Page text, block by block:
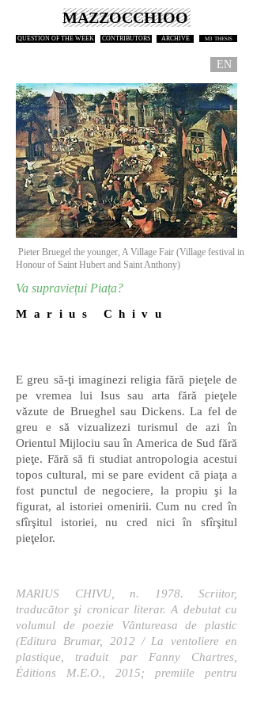
MAZZOCCHIOO
QUESTION OF THE WEEK CONTRIBUTORS ARCHIVE M3 THESIS
EN
Pieter Bruegel the younger, A Village Fair (Village festival in
Honour of Saint Hubert and Saint Anthony)
Va supraviețui Piața?
M a r i u s C h i v u
E greu să-ţi imaginezi religia fără pieţele de
pe vremea lui Isus sau arta fără pieţele
văzute de Brueghel sau Dickens. La fel de
greu e să vizualizezi turismul de azi în
Orientul Mijlociu sau în America de Sud fără
pieţe. Fără să fi studiat antropologia acestui
topos cultural, mi se pare evident că piaţa a
fost punctul de negociere, la propiu şi la
figurat, al istoriei omenirii. Cum nu cred în
sfîrşitul istoriei, nu cred nici în sfîrşitul
pieţelor.
MARIUS CHIVU, n. 1978. Scriitor,
traducător şi cronicar literar. A debutat cu
volumul de poezie Vântureasa de plastic
(Editura Brumar, 2012 / La ventoliere en
plastique, traduit par Fanny Chartres,
Éditions M.E.O., 2015; premiile pentru